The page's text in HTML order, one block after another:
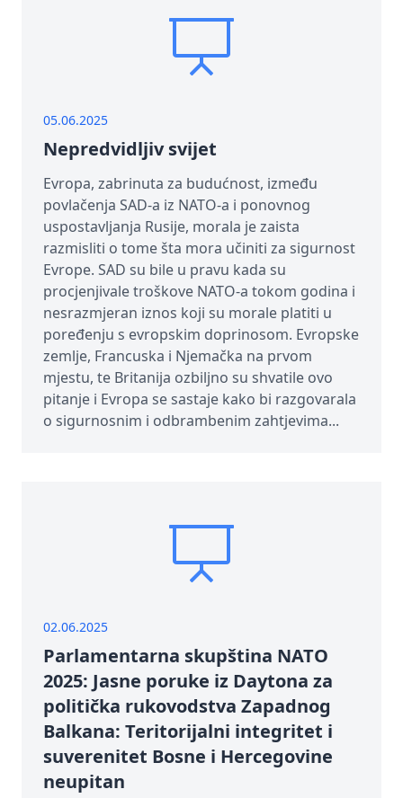
05.06.2025
Nepredvidljiv svijet
Evropa, zabrinuta za budućnost, između
povlačenja SAD-a iz NATO-a i ponovnog
uspostavljanja Rusije, morala je zaista
razmisliti o tome šta mora učiniti za sigurnost
Evrope. SAD su bile u pravu kada su
procjenjivale troškove NATO-a tokom godina i
nesrazmjeran iznos koji su morale platiti u
poređenju s evropskim doprinosom. Evropske
zemlje, Francuska i Njemačka na prvom
mjestu, te Britanija ozbiljno su shvatile ovo
pitanje i Evropa se sastaje kako bi razgovarala
o sigurnosnim i odbrambenim zahtjevima...
02.06.2025
Parlamentarna skupština NATO
2025: Jasne poruke iz Daytona za
politička rukovodstva Zapadnog
Balkana: Teritorijalni integritet i
suverenitet Bosne i Hercegovine
neupitan